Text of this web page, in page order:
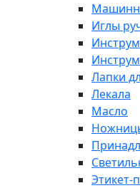
Иглы
Лапки
Лекала
Масло
Этикет-